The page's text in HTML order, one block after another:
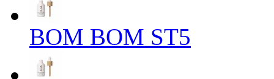
BOM BOM ST5